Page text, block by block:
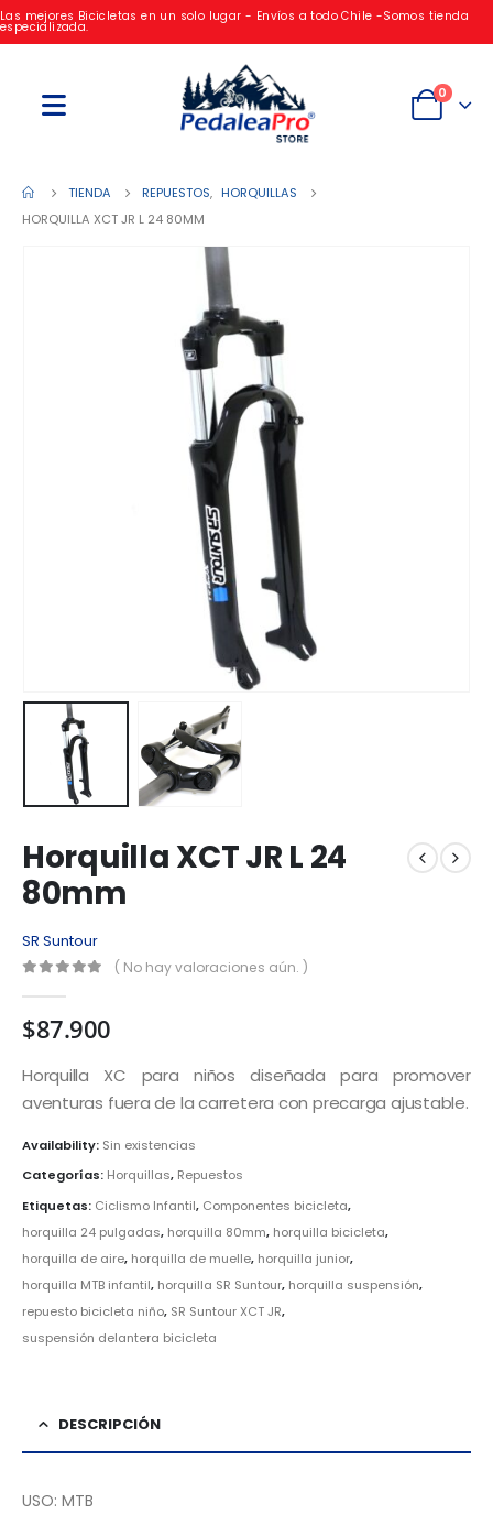
Las mejores Bicicletas en un solo lugar - Envíos a todo Chile -Somos tienda
especializada.
0
TIENDA REPUESTOS, HORQUILLAS
HORQUILLA XCT JR L 24 80MM
Horquilla XCT JR L 24
80mm
SR Suntour
( No hay valoraciones aún. )
$87.900
Horquilla XC para niños diseñada para promover
aventuras fuera de la carretera con precarga ajustable.
Availability: Sin existencias
Categorías: Horquillas, Repuestos
Etiquetas: Ciclismo Infantil, Componentes bicicleta,
horquilla 24 pulgadas, horquilla 80mm, horquilla bicicleta,
horquilla de aire, horquilla de muelle, horquilla junior,
horquilla MTB infantil, horquilla SR Suntour, horquilla suspensión,
repuesto bicicleta niño, SR Suntour XCT JR,
suspensión delantera bicicleta
DESCRIPCIÓN
USO: MTB